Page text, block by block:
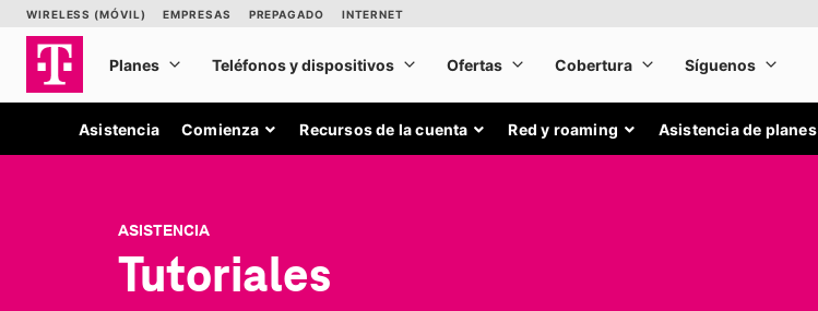
Asistencia Comienza Recursos de la cuenta Red y roaming Asistencia de planes
ASISTENCIA
Tutoriales